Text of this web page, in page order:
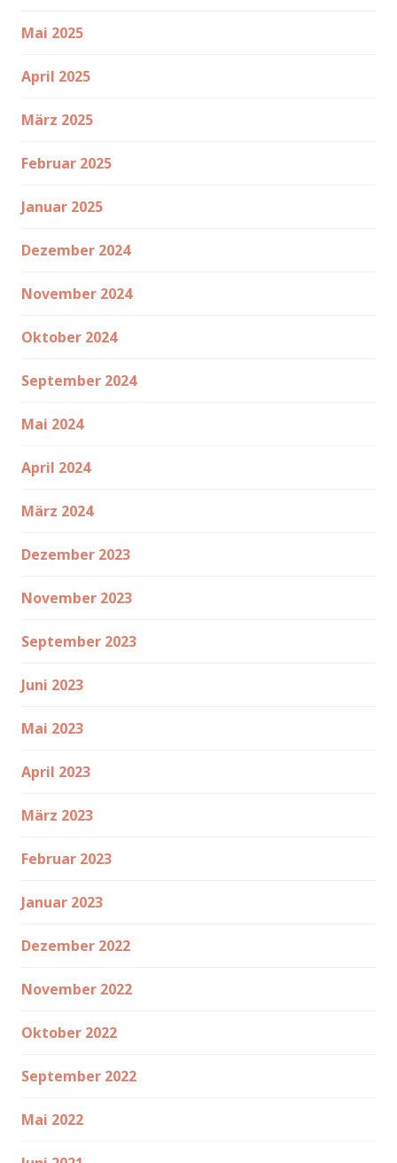
Mai 2025
April 2025
März 2025
Februar 2025
Januar 2025
Dezember 2024
November 2024
Oktober 2024
September 2024
Mai 2024
April 2024
März 2024
Dezember 2023
November 2023
September 2023
Juni 2023
Mai 2023
April 2023
März 2023
Februar 2023
Januar 2023
Dezember 2022
November 2022
Oktober 2022
September 2022
Mai 2022